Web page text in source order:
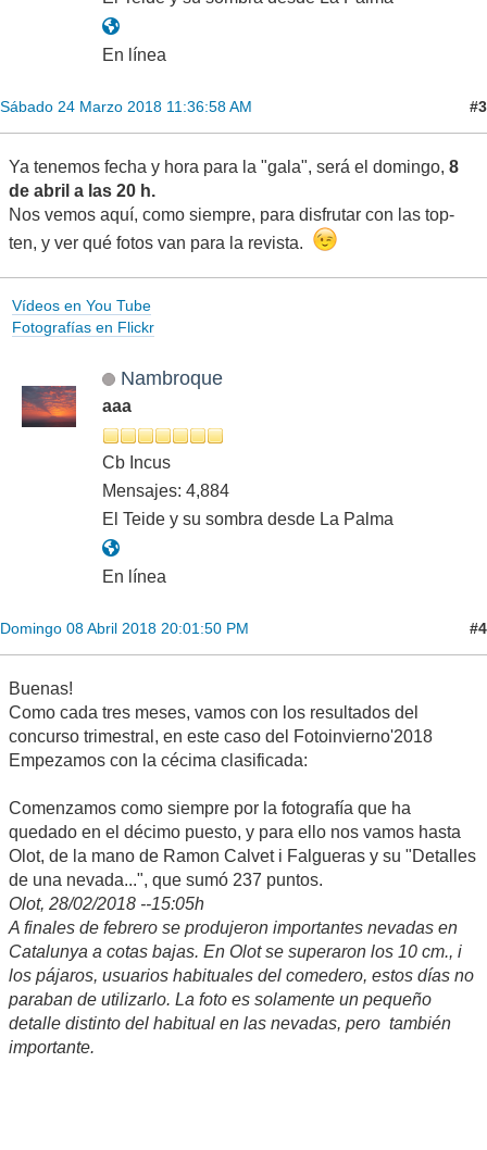
En línea
Sábado 24 Marzo 2018 11:36:58 AM #3
Ya tenemos fecha y hora para la "gala", será el domingo, 8
de abril a las 20 h.
Nos vemos aquí, como siempre, para disfrutar con las top-
ten, y ver qué fotos van para la revista.
Vídeos en You Tube
Fotografías en Flickr
Nambroque
aaa
Cb Incus
Mensajes: 4,884
El Teide y su sombra desde La Palma
En línea
Domingo 08 Abril 2018 20:01:50 PM #4
Buenas!
Como cada tres meses, vamos con los resultados del
concurso trimestral, en este caso del Fotoinvierno'2018
Empezamos con la cécima clasificada:
Comenzamos como siempre por la fotografía que ha
quedado en el décimo puesto, y para ello nos vamos hasta
Olot, de la mano de Ramon Calvet i Falgueras y su "Detalles
de una nevada...", que sumó 237 puntos.
Olot, 28/02/2018 --15:05h
A finales de febrero se produjeron importantes nevadas en
Catalunya a cotas bajas. En Olot se superaron los 10 cm., i
los pájaros, usuarios habituales del comedero, estos días no
paraban de utilizarlo. La foto es solamente un pequeño
detalle distinto del habitual en las nevadas, pero también
importante.